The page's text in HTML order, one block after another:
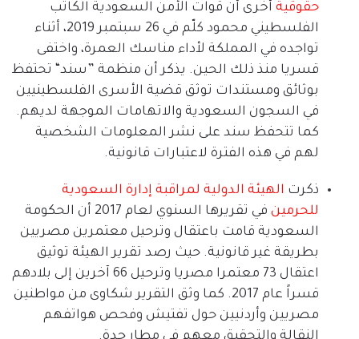
حقوقية أخرى أن قوات الأمن السعودية الكاتب
الفلسطيني محمود كلّم في
سبتمبر2019
، أثناء
تواجده في المملكة لأداء مناسك العمرة، واختفى
قسريا منذ ذلك الحين. يذكر أن منظمة ” سند
تحتفظ
بوثائق ومستندات توثق قضية الأسرى الفلسطينيين
في السجون السعودية والاتهامات الموجهة لديهم.
كما تتحفظ سند على نشر المعلومات الشخصية
لهم في هذه الفترة لاعتبارات قانونية.
ذكرت الهيئة الدولية لمراقبة إدارة السعودية
للحرمين في تقريرها السنوي لعام
أن الحكومة
السعودية قامت باعتقال وترحيل معتمرين مصريين
بطريقة غير قانونية. حيث رصد تقرير الهيئة توثيق
اعتقال
معتمرا مصريا وترحيل
آخرين إلى بلادهم
قسراً عام
كما وثق التقرير شكاوى من مواطنين
مصريين وأردنيين حول تفتيش وفحص هواتفهم